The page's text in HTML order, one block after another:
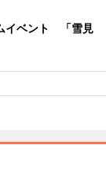
イベント 「雪見